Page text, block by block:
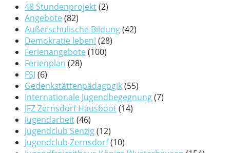
48 Stundenprojekt(2)
Angebote (82)
Außerschulische Bildung(42)
Demokratie leben! (28)
Ferienangebote (100)
Ferienplan (28)
FSJ (6)
Gedenkstättenpädagogik(55)
Internationale Jugendbegegnung(7)
JFZ Zernsdorf Hausboot(14)
Jugendarbeit(46)
Jugendclub Senzig(12)
Jugendclub Zernsdorf(10)